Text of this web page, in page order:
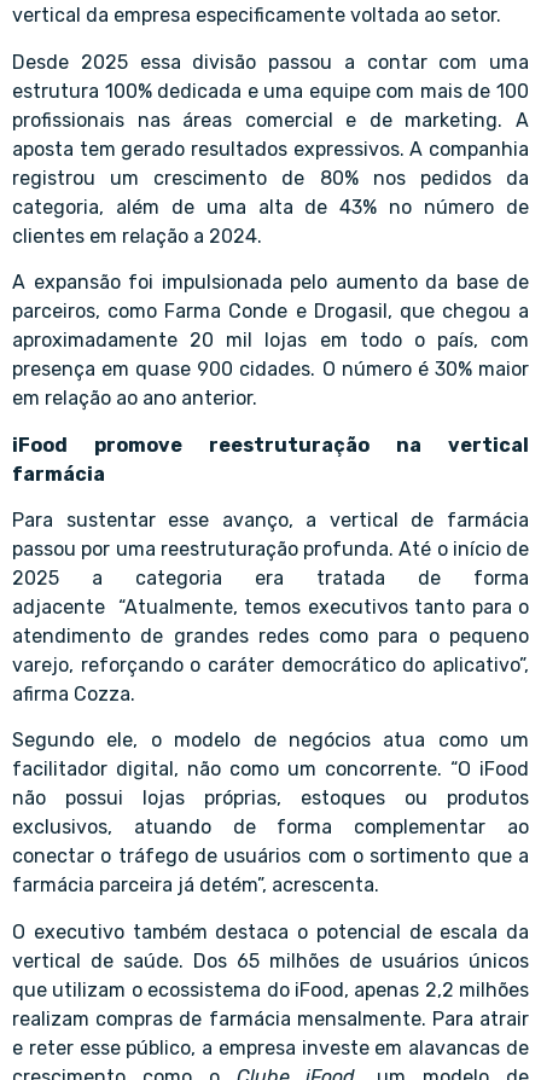
vertical da empresa especificamente voltada ao setor.
Desde 2025 essa divisão passou a contar com uma
estrutura 100% dedicada e uma equipe com mais de 100
profissionais nas áreas comercial e de marketing. A
aposta tem gerado resultados expressivos. A companhia
registrou um crescimento de 80% nos pedidos da
categoria, além de uma alta de 43% no número de
clientes em relação a 2024.
A expansão foi impulsionada pelo aumento da base de
parceiros, como Farma Conde e Drogasil, que chegou a
aproximadamente 20 mil lojas em todo o país, com
presença em quase 900 cidades. O número é 30% maior
em relação ao ano anterior.
iFood promove reestruturação na vertical
farmácia
Para sustentar esse avanço, a vertical de farmácia
passou por uma reestruturação profunda. Até o início de
2025 a categoria era tratada de forma
adjacente “Atualmente, temos executivos tanto para o
atendimento de grandes redes como para o pequeno
varejo, reforçando o caráter democrático do aplicativo”,
afirma Cozza.
Segundo ele, o modelo de negócios atua como um
facilitador digital, não como um concorrente. “O iFood
não possui lojas próprias, estoques ou produtos
exclusivos, atuando de forma complementar ao
conectar o tráfego de usuários com o sortimento que a
farmácia parceira já detém”, acrescenta.
O executivo também destaca o potencial de escala da
vertical de saúde. Dos 65 milhões de usuários únicos
que utilizam o ecossistema do iFood, apenas 2,2 milhões
realizam compras de farmácia mensalmente. Para atrair
e reter esse público, a empresa investe em alavancas de